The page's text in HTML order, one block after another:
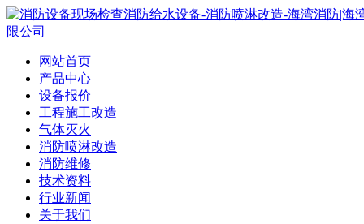
网站首页
产品中心
设备报价
工程施工改造
气体灭火
消防喷淋改造
消防维修
技术资料
行业新闻
关于我们